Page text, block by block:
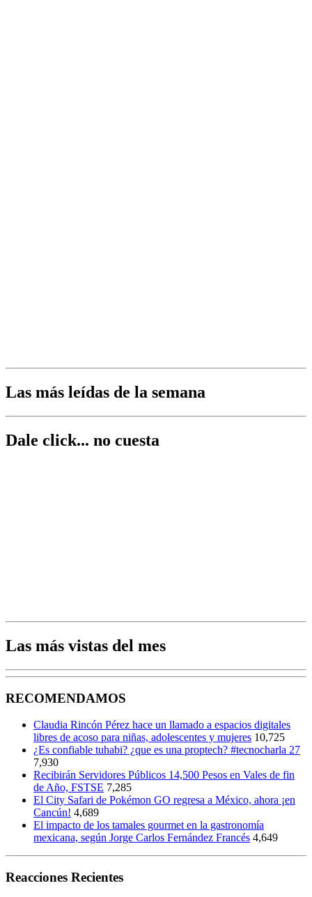
Las más leídas de la semana
Dale click... no cuesta
Las más vistas del mes
RECOMENDAMOS
Claudia Rincón Pérez hace un llamado a espacios digitales
libres de acoso para niñas, adolescentes y mujeres 10,725
¿Es confiable tuhabi? ¿que es una proptech? #tecnocharla 27
7,930
Recibirán Servidores Públicos 14,500 Pesos en Vales de fin
de Año, FSTSE 7,285
El City Safari de Pokémon GO regresa a México, ahora ¡en
Cancún! 4,689
El impacto de los tamales gourmet en la gastronomía
mexicana, según Jorge Carlos Fernández Francés 4,649
Reacciones Recientes